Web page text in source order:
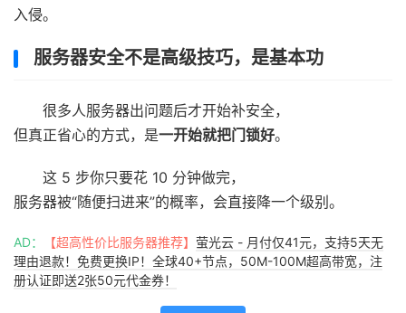
入侵。
服务器安全不是高级技巧，是基本功
很多人服务器出问题后才开始补安全，
但真正省心的方式，是一开始就把门锁好。
这 5 步你只要花 10 分钟做完，
服务器被“随便扫进来”的概率，会直接降一个级别。
AD： 【超高性价比服务器推荐】 萤光云 - 月付仅41元，支持5天无
理由退款！免费更换IP！全球40+节点，50M-100M超高带宽，注
册认证即送2张50元代金券！